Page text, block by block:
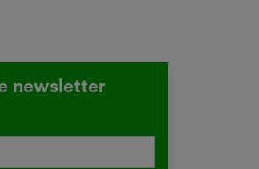
transmission
newsletter